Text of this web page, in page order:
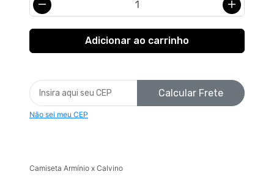
Calcular Frete
Não sei meu CEP
Camiseta Armínio x Calvino